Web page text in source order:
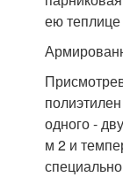
ею
одного -
м 2 и